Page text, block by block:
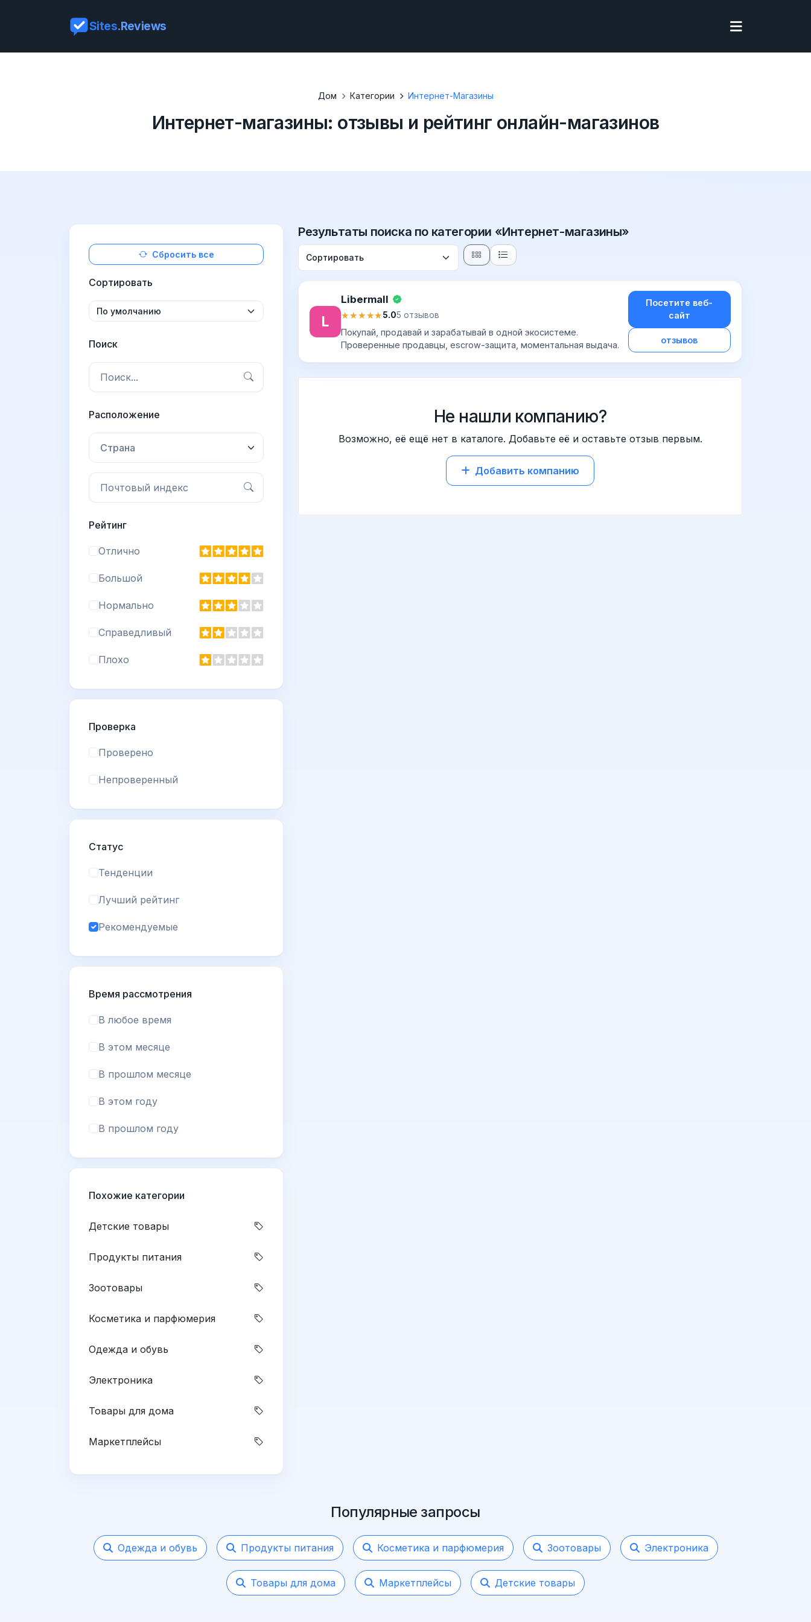
Sites.Reviews
Дом Категории Интернет-Магазины
Интернет-магазины: отзывы и рейтинг онлайн-магазинов
Сбросить все
Сортировать
Поиск
Расположение
Страна
Рейтинг
Отлично
Большой
Нормально
Справедливый
Плохо
Проверка
Проверено
Непроверенный
Статус
Тенденции
Лучший рейтинг
Рекомендуемые
Время рассмотрения
В любое время
В этом месяце
В прошлом месяце
В этом году
В прошлом году
Похожие категории
Детские товары
Продукты питания
Зоотовары
Косметика и парфюмерия
Одежда и обувь
Электроника
Товары для дома
Маркетплейсы
Результаты поиска по категории «Интернет-магазины»
L
Libermall
★★★★★
★★★★★5.05 отзывов
Покупай, продавай и зарабатывай в одной экосистеме.
Проверенные продавцы, escrow-защита, моментальная выдача.
Посетите веб-
сайт
отзывов
Не нашли компанию?
Возможно, её ещё нет в каталоге. Добавьте её и оставьте отзыв первым.
Добавить компанию
Популярные запросы
Одежда и обувь Продукты питания Косметика и парфюмерия Зоотовары Электроника
Товары для дома Маркетплейсы Детские товары